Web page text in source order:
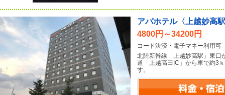
アパホテル〈上越妙高
4800円～34200円
コード決済・電子マネー利用可
北陸新幹線「上越妙高駅」東口
道「上越高田IC」から車で約3
す。